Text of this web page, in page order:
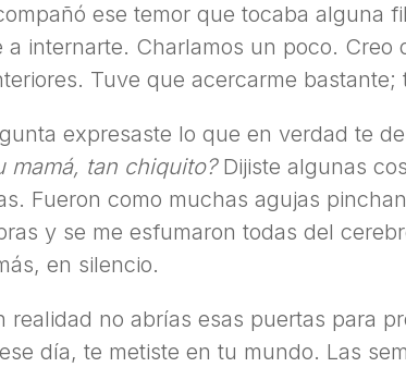
ese temor que tocaba
a internarte. Charlamos un poco.
Tuve que acercarme
expresaste lo que en verdad te
mamá, tan chiquito?Dijiste algunas
Fueron como muchas agujas
y se me esfumaron todas del
en silencio.
realidad no abrías esas puertas para
día, te metiste en tu mundo. Las